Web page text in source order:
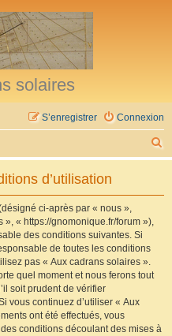
solaires
Connexion
S’enregistrer
e
d’utilisation
ci-après par « nous »,
« https://gnomonique.fr/forum »),
des conditions suivantes. Si
de toutes les conditions
pas « Aux cadrans solaires ».
quel moment et nous ferons tout
soit prudent de vérifier
vous continuez d’utiliser « Aux
ont été effectués, vous
conditions découlant des mises à